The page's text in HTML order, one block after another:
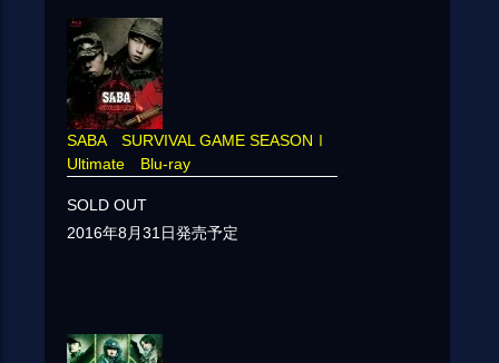
SABA SURVIVAL GAME SEASONⅠ
Ultimate Blu-ray
SOLD OUT
2016年8月31日発売予定